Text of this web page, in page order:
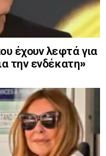
έχουν λεφτά για
την ενδέκατη»